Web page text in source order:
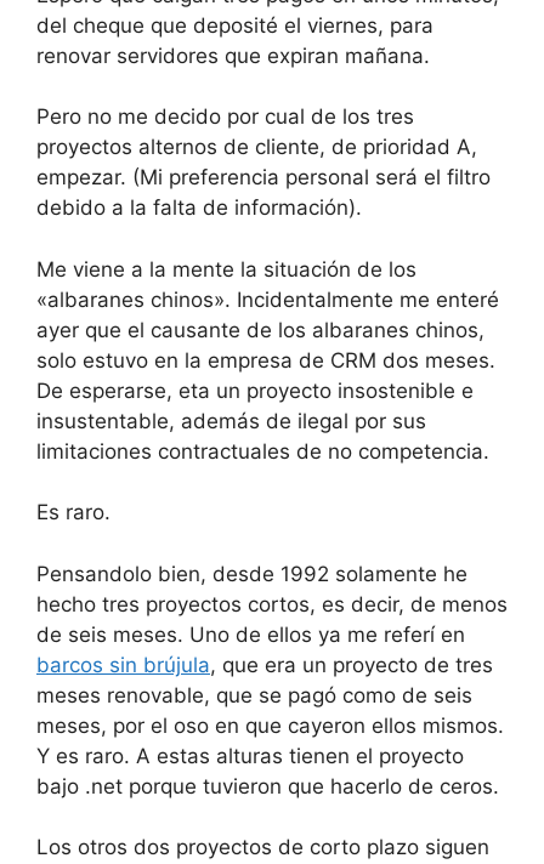
del cheque que deposité el viernes, para
renovar servidores que expiran mañana.
Pero no me decido por cual de los tres
proyectos alternos de cliente, de prioridad A,
empezar. (Mi preferencia personal será el filtro
debido a la falta de información).
Me viene a la mente la situación de los
«albaranes chinos». Incidentalmente me enteré
ayer que el causante de los albaranes chinos,
solo estuvo en la empresa de CRM dos meses.
De esperarse, eta un proyecto insostenible e
insustentable, además de ilegal por sus
limitaciones contractuales de no competencia.
Es raro.
Pensandolo bien, desde 1992 solamente he
hecho tres proyectos cortos, es decir, de menos
de seis meses. Uno de ellos ya me referí en
barcos sin brújula, que era un proyecto de tres
meses renovable, que se pagó como de seis
meses, por el oso en que cayeron ellos mismos.
Y es raro. A estas alturas tienen el proyecto
bajo .net porque tuvieron que hacerlo de ceros.
Los otros dos proyectos de corto plazo siguen